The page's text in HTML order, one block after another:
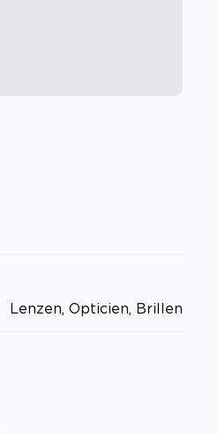
Lenzen, Opticien, Brillen